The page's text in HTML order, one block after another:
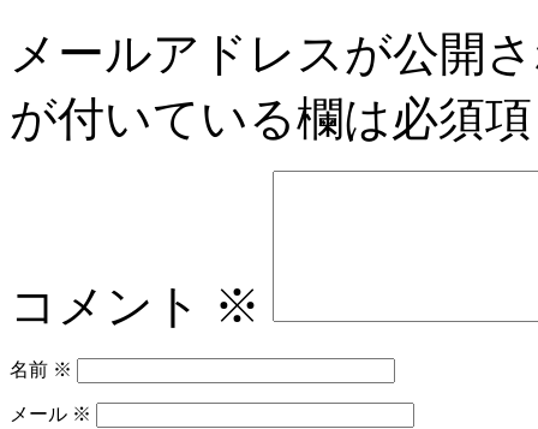
メールアドレスが公開
が付いている欄は必須
コメント ※
名前 ※
メール ※